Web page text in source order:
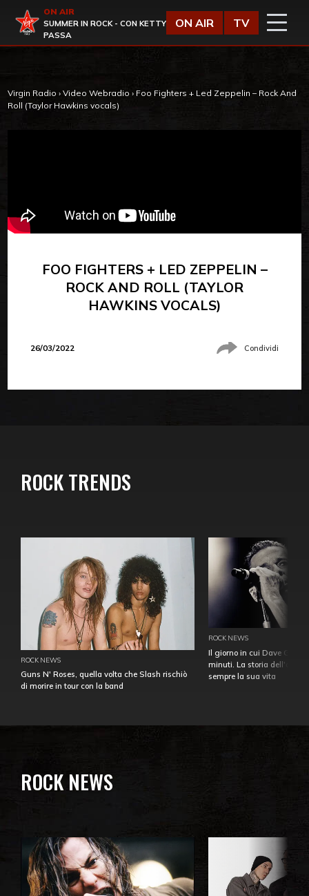
Virgin Radio
ON AIR
SUMMER IN ROCK - CON KETTY
PASSA
ON AIR TV
Virgin Radio › Video Webradio › Foo Fighters + Led Zeppelin – Rock And
Roll (Taylor Hawkins vocals)
FOO FIGHTERS + LED ZEPPELIN –
ROCK AND ROLL (TAYLOR
HAWKINS VOCALS)
26/03/2022 Condividi
ROCK TRENDS
ROCK NEWS
Guns N' Roses, quella volta che Slash rischiò
di morire in tour con la band
ROCK NEWS
Il giorno in cui Dave
minuti. La storia
sempre la sua vita
ROCK NEWS